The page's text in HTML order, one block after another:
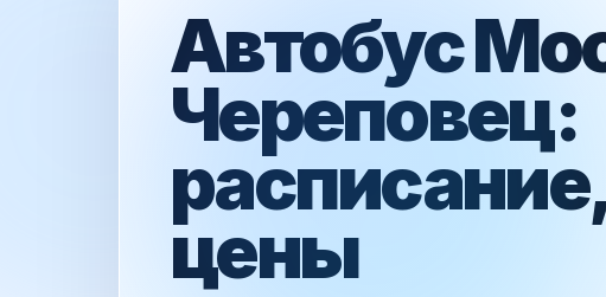
Автобус
Череповец:
цены